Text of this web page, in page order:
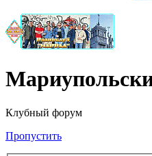
Клубный форум
Пропустить